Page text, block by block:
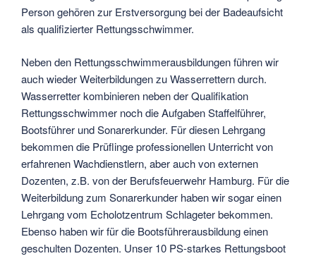
Person gehören zur Erstversorgung bei der Badeaufsicht
als qualifizierter Rettungsschwimmer.
Neben den Rettungsschwimmerausbildungen führen wir
auch wieder Weiterbildungen zu Wasserrettern durch.
Wasserretter kombinieren neben der Qualifikation
Rettungsschwimmer noch die Aufgaben Staffelführer,
Bootsführer und Sonarerkunder. Für diesen Lehrgang
bekommen die Prüflinge professionellen Unterricht von
erfahrenen Wachdienstlern, aber auch von externen
Dozenten, z.B. von der Berufsfeuerwehr Hamburg. Für die
Weiterbildung zum Sonarerkunder haben wir sogar einen
Lehrgang vom Echolotzentrum Schlageter bekommen.
Ebenso haben wir für die Bootsführerausbildung einen
geschulten Dozenten. Unser 10 PS-starkes Rettungsboot